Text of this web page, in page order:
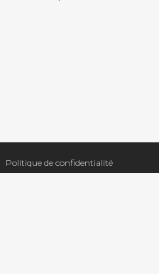
Politique de confidentialité